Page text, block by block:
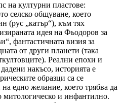
на културни пластове:
селско общуване, което
(рус „катър“), към тях
идея на Фьодоров за
фантастичната визия за
от други планети (така
Реални епохи и
накъсо, историята е
образци са се
едно желание, което трябва да
митологическо и инфантилно.